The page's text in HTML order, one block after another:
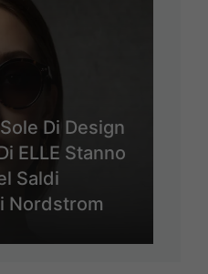
Di Design
ELLE Stanno
Saldi
Nordstrom